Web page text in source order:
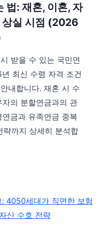
법: 재혼, 이혼, 자
상실 시점 (2026
받을 수 있는 국민연
최신 수령 자격 조건
내합니다. 재혼 시 수
의 분할연금과의 관
금과 유족연금 중복
까지 상세히 분석합